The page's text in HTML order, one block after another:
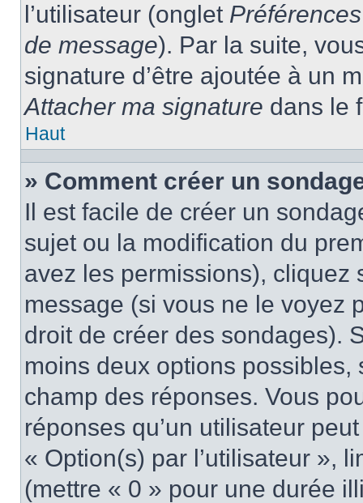
l’utilisateur (onglet
de message). Par la suite,
signature d’être ajoutée à un
Attacher ma signature dans le
Haut
» Comment créer un
Il est facile de créer un
sujet ou la modification du
avez les permissions), cliquez
message (si vous ne le voyez
droit de créer des sondages).
moins deux options
champ des réponses. Vous
réponses qu’un utilisateur
« Option(s) par l’utilisateur »,
(mettre « 0 » pour une durée